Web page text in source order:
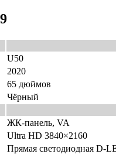
U50
2020
65 дюймов
Чёрный
ЖК-панель, VA
Ultra HD 3840×2160
Прямая светодиодная D-